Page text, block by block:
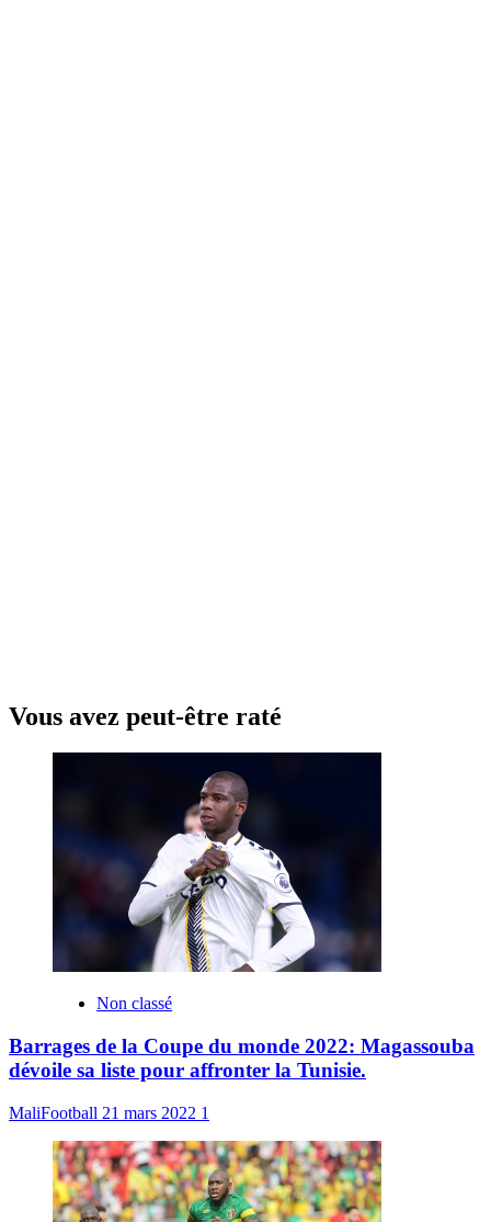
Vous avez peut-être raté
Non classé
Barrages de la Coupe du monde 2022: Magassouba
dévoile sa liste pour affronter la Tunisie.
MaliFootball 21 mars 2022 1